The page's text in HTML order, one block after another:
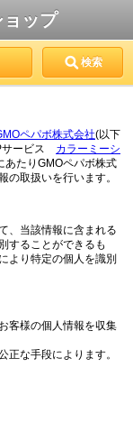
ップ
検索
ペパボ株式会社(以下
サービス カラーミーシ
あたりGMOペパボ株式
の取扱いを行います。
、当該情報に含まれる
することができるも
より特定の個人を識別
客様の個人情報を収集
正な手段によります。